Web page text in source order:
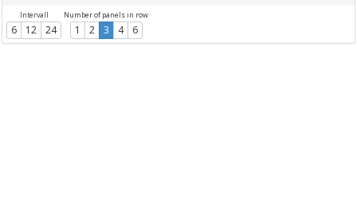
Intervall
6 12 24
Number of panels in row
1 2 3 4 6